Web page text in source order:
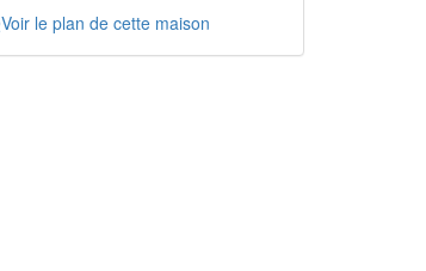
Voir le plan de cette maison